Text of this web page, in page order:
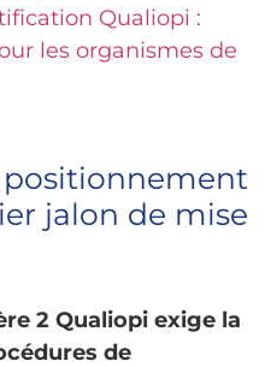
Qualiopi :
les organismes de
jalon de mise
2 Qualiopi exige la
de